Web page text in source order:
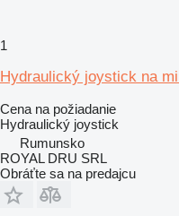
1
Hydraulický joystick na
Cena na požiadanie
Hydraulický joystick
Rumunsko
ROYAL DRU SRL
Obráťte sa na predajcu